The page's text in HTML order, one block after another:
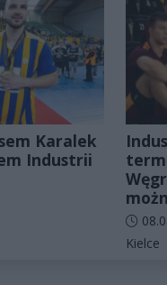
Karalek
Industrii
Data
Kielce